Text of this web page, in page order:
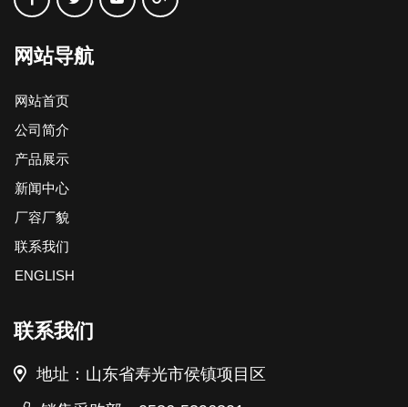
网站导航
网站首页
公司简介
产品展示
新闻中心
厂容厂貌
联系我们
ENGLISH
联系我们
地址：山东省寿光市侯镇项目区